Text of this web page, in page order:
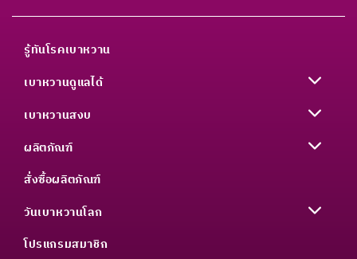
รู้ทันโรคเบาหวาน
เบาหวานดูแลได้
เบาหวานสงบ
ผลิตภัณฑ์
สั่งซื้อผลิตภัณฑ์
วันเบาหวานโลก
โปรแกรมสมาชิก